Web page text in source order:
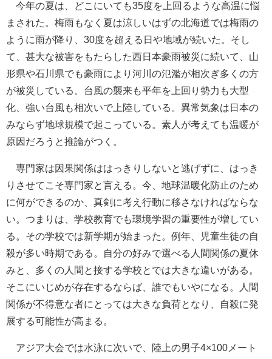
今年の夏は、どこにいても35度を上回るような高温に悩
まされた。梅雨もなく夏は涼しいはずの北海道では梅雨の
ように雨が降り、30度を超える日や地域が続いた。そし
て、甚大な被害をもたらした西日本豪雨被災に続いて、山
形県や石川県でも豪雨により河川の氾濫が相次ぎ多くの方
が被災している。台風の襲来も平年を上回り勢力も大型
化、強い台風も相次いで上陸している。異常気象は日本の
みならず地球規模で起こっている。素人が考えても温暖が
原因だろうと推論がつく。
専門家は因果関係ははっきりしないと逃げずに、はっき
りさせてこそ専門家と言える。今、地球温暖化防止のため
に何ができるのか、真剣に考え行動に移さなければならな
い。つまりは、学校教育でも環境学習の重要性が増してい
る。その学校では新学期が始まった。例年、児童生徒の自
殺が多い時期である。自分の好みで選べる人間関係の夏休
みと、多くの人間と接する学校とでは大きな違いがある。
そこにいじめが存在するならば、誰でもいやになる。人間
関係が不得意な者にとっては大きな負荷となり、自殺に発
展する可能性が高まる。
アジア大会では水泳に次いで、陸上の男子4×100メート